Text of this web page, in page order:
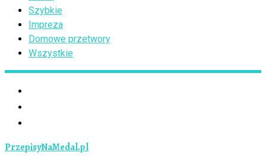
Szybkie
Impreza
Domowe przetwory
Wszystkie
PrzepisyNaMedal.pl